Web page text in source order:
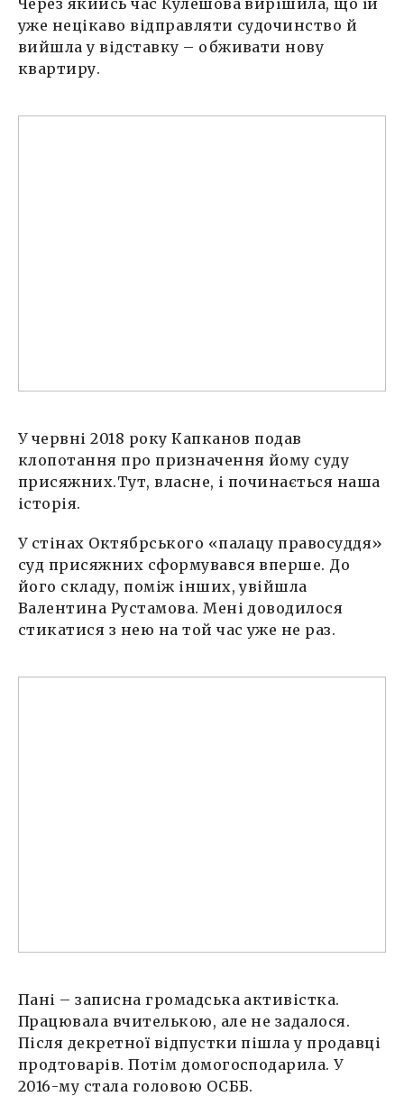
уже нецікаво відправляти судочинство й
вийшла у відставку – обживати нову
квартиру.
У червні 2018 року Капканов подав
клопотання про призначення йому суду
присяжних.Тут, власне, і починається наша
історія.
У стінах Октябрського «палацу правосуддя»
суд присяжних сформувався вперше. До
його складу, поміж інших, увійшла
Валентина Рустамова. Мені доводилося
стикатися з нею на той час уже не раз.
Пані – записна громадська активістка.
Працювала вчителькою, але не задалося.
Після декретної відпустки пішла у продавці
продтоварів. Потім домогосподарила. У
2016-му стала головою ОСББ.